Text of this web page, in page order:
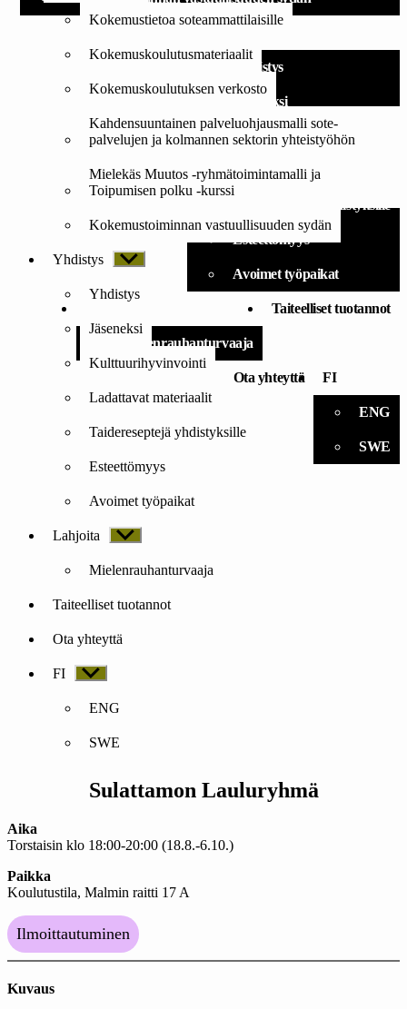
Yhdistys
Jäseneksi
Kulttuurihyvinvointi
Ladattavat materiaalit
Taidereseptejä yhdistyksille
Esteettömyys
Avoimet työpaikat
Mielenrauhanturvaaja
Taiteelliset tuotannot
Ota yhteyttä FI
ENG
SWE
Kokemustietoa soteammattilaisille
Kokemuskoulutusmateriaalit
Kokemuskoulutuksen verkosto
Kahdensuuntainen palveluohjausmalli sote-
palvelujen ja kolmannen sektorin yhteistyöhön
Mielekäs Muutos -ryhmätoimintamalli ja
Toipumisen polku -kurssi
Kokemustoiminnan vastuullisuuden sydän
Yhdistys
Näytä
Yhdistys
Jäseneksi
Kulttuurihyvinvointi
Ladattavat materiaalit
Taidereseptejä yhdistyksille
Esteettömyys
Avoimet työpaikat
Lahjoita
Näytä
Mielenrauhanturvaaja
Taiteelliset tuotannot
Ota yhteyttä
FI
Näytä
ENG
SWE
Sulattamon Lauluryhmä
Aika
Torstaisin klo 18:00-20:00 (18.8.-6.10.)
Paikka
Koulutustila, Malmin raitti 17 A
Ilmoittautuminen
Kuvaus